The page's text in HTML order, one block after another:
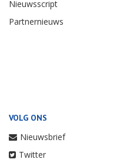
Nieuwsscript
Partnernieuws
VOLG ONS
Nieuwsbrief
Twitter